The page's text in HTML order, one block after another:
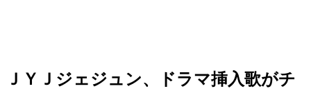
ＪＹＪジェジュン、ドラマ挿入歌がチ